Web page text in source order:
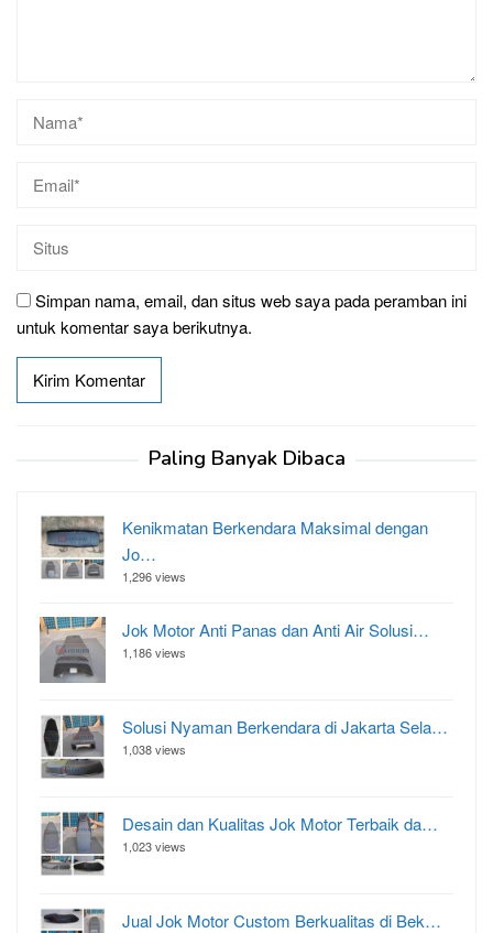
Simpan nama, email, dan situs web saya pada peramban ini
untuk komentar saya berikutnya.
Paling Banyak Dibaca
Kenikmatan Berkendara Maksimal dengan
Jo…
1,296 views
Jok Motor Anti Panas dan Anti Air Solusi…
1,186 views
Solusi Nyaman Berkendara di Jakarta Sela…
1,038 views
Desain dan Kualitas Jok Motor Terbaik da…
1,023 views
Jual Jok Motor Custom Berkualitas di Bek…